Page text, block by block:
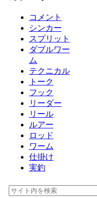
コメント
シンカー
スプリット
ダブルワー
ム
テクニカル
トーク
フック
リーダー
リール
ルアー
ロッド
ワーム
仕掛け
実釣